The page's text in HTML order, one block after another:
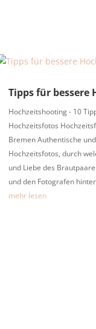
Tipps für bessere
Hochzeitshooting - 10
Hochzeitsfotos
Bremen Authentische
Hochzeitsfotos, durch
und Liebe des
und den Fotografen
mehr lesen